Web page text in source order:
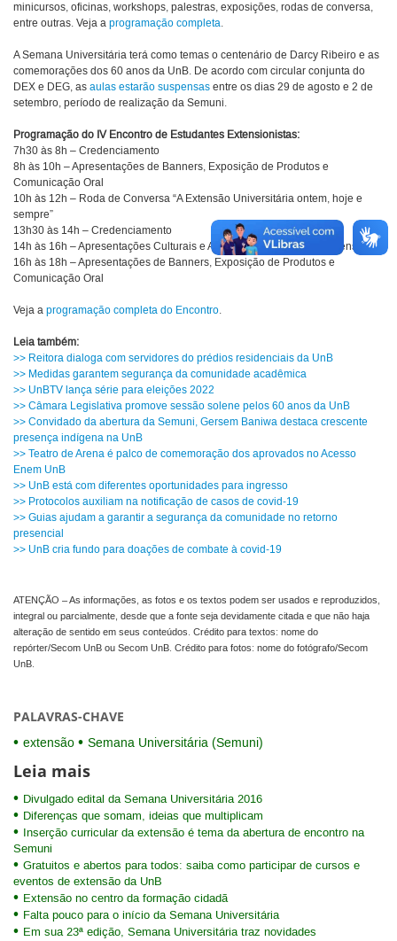
minicursos, oficinas, workshops, palestras, exposições, rodas de conversa,
entre outras. Veja a programação completa.
A Semana Universitária terá como temas o centenário de Darcy Ribeiro e as
comemorações dos 60 anos da UnB. De acordo com circular conjunta do
DEX e DEG, as aulas estarão suspensas entre os dias 29 de agosto e 2 de
setembro, período de realização da Semuni.
Programação do IV Encontro de Estudantes Extensionistas:
7h30 às 8h – Credenciamento
8h às 10h – Apresentações de Banners, Exposição de Produtos e
Comunicação Oral
10h às 12h – Roda de Conversa “A Extensão Universitária ontem, hoje e
sempre”
13h30 às 14h – Credenciamento
14h às 16h – Apresentações Culturais e Artísticas de projetos de extensão
16h às 18h – Apresentações de Banners, Exposição de Produtos e
Comunicação Oral
Veja a programação completa do Encontro.
Leia também:
>> Reitora dialoga com servidores do prédios residenciais da UnB
>> Medidas garantem segurança da comunidade acadêmica
>> UnBTV lança série para eleições 2022
>> Câmara Legislativa promove sessão solene pelos 60 anos da UnB
>> Convidado da abertura da Semuni, Gersem Baniwa destaca crescente
presença indígena na UnB
>> Teatro de Arena é palco de comemoração dos aprovados no Acesso
Enem UnB
>> UnB está com diferentes oportunidades para ingresso
>> Protocolos auxiliam na notificação de casos de covid-19
>> Guias ajudam a garantir a segurança da comunidade no retorno
presencial
>> UnB cria fundo para doações de combate à covid-19
ATENÇÃO – As informações, as fotos e os textos podem ser usados e reproduzidos,
integral ou parcialmente, desde que a fonte seja devidamente citada e que não haja
alteração de sentido em seus conteúdos. Crédito para textos: nome do
repórter/Secom UnB ou Secom UnB. Crédito para fotos: nome do fotógrafo/Secom
UnB.
PALAVRAS-CHAVE
extensão Semana Universitária (Semuni)
Leia mais
Divulgado edital da Semana Universitária 2016
Diferenças que somam, ideias que multiplicam
Inserção curricular da extensão é tema da abertura de encontro na
Semuni
Gratuitos e abertos para todos: saiba como participar de cursos e
eventos de extensão da UnB
Extensão no centro da formação cidadã
Falta pouco para o início da Semana Universitária
Em sua 23ª edição, Semana Universitária traz novidades